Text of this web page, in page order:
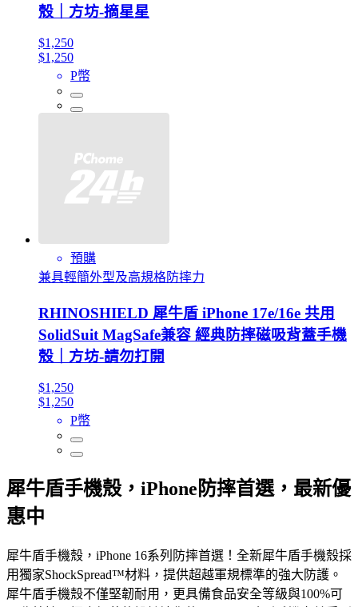
殼｜方坊-摘星星
$1,250
$1,250
P幣
預購
兼具輕簡外型及高規格防摔力
RHINOSHIELD 犀牛盾 iPhone 17e/16e 共用
SolidSuit MagSafe兼容 經典防摔磁吸背蓋手機
殼｜方坊-請勿打開
$1,250
$1,250
P幣
犀牛盾手機殼，iPhone防摔首選，最新優
惠中
犀牛盾手機殼，iPhone 16系列防摔首選！全新犀牛盾手機殼採
用獨家ShockSpread™材料，提供超越軍規標準的強大防護。
犀牛盾手機殼不僅堅韌耐用，更具備食品安全等級與100%可